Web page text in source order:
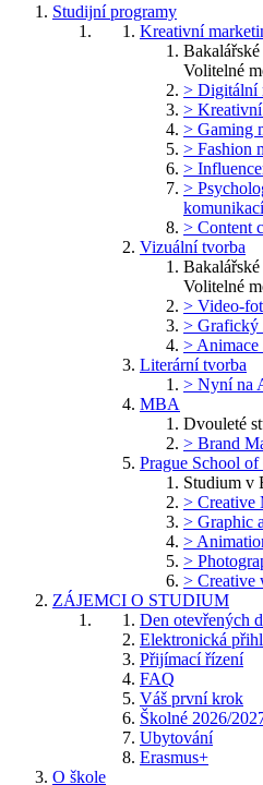
Studijní programy
Kreativní
Volitelné
> Digitální
>
> Gaming
> Fashion
>
>
komunikací
> Content
Vizuální tvorba
Volitelné
> Video-
> Grafický
>
Literární tvorba
> Nyní na
MBA
Dvouleté
> Brand
Prague School
Studium v
> Creative
> Graphic
>
>
> Creative
ZÁJEMCI O STUDIUM
Den otevřených
Elektronická
Přijímací řízení
FAQ
Váš první krok
Školné 2026/
Ubytování
Erasmus+
O škole